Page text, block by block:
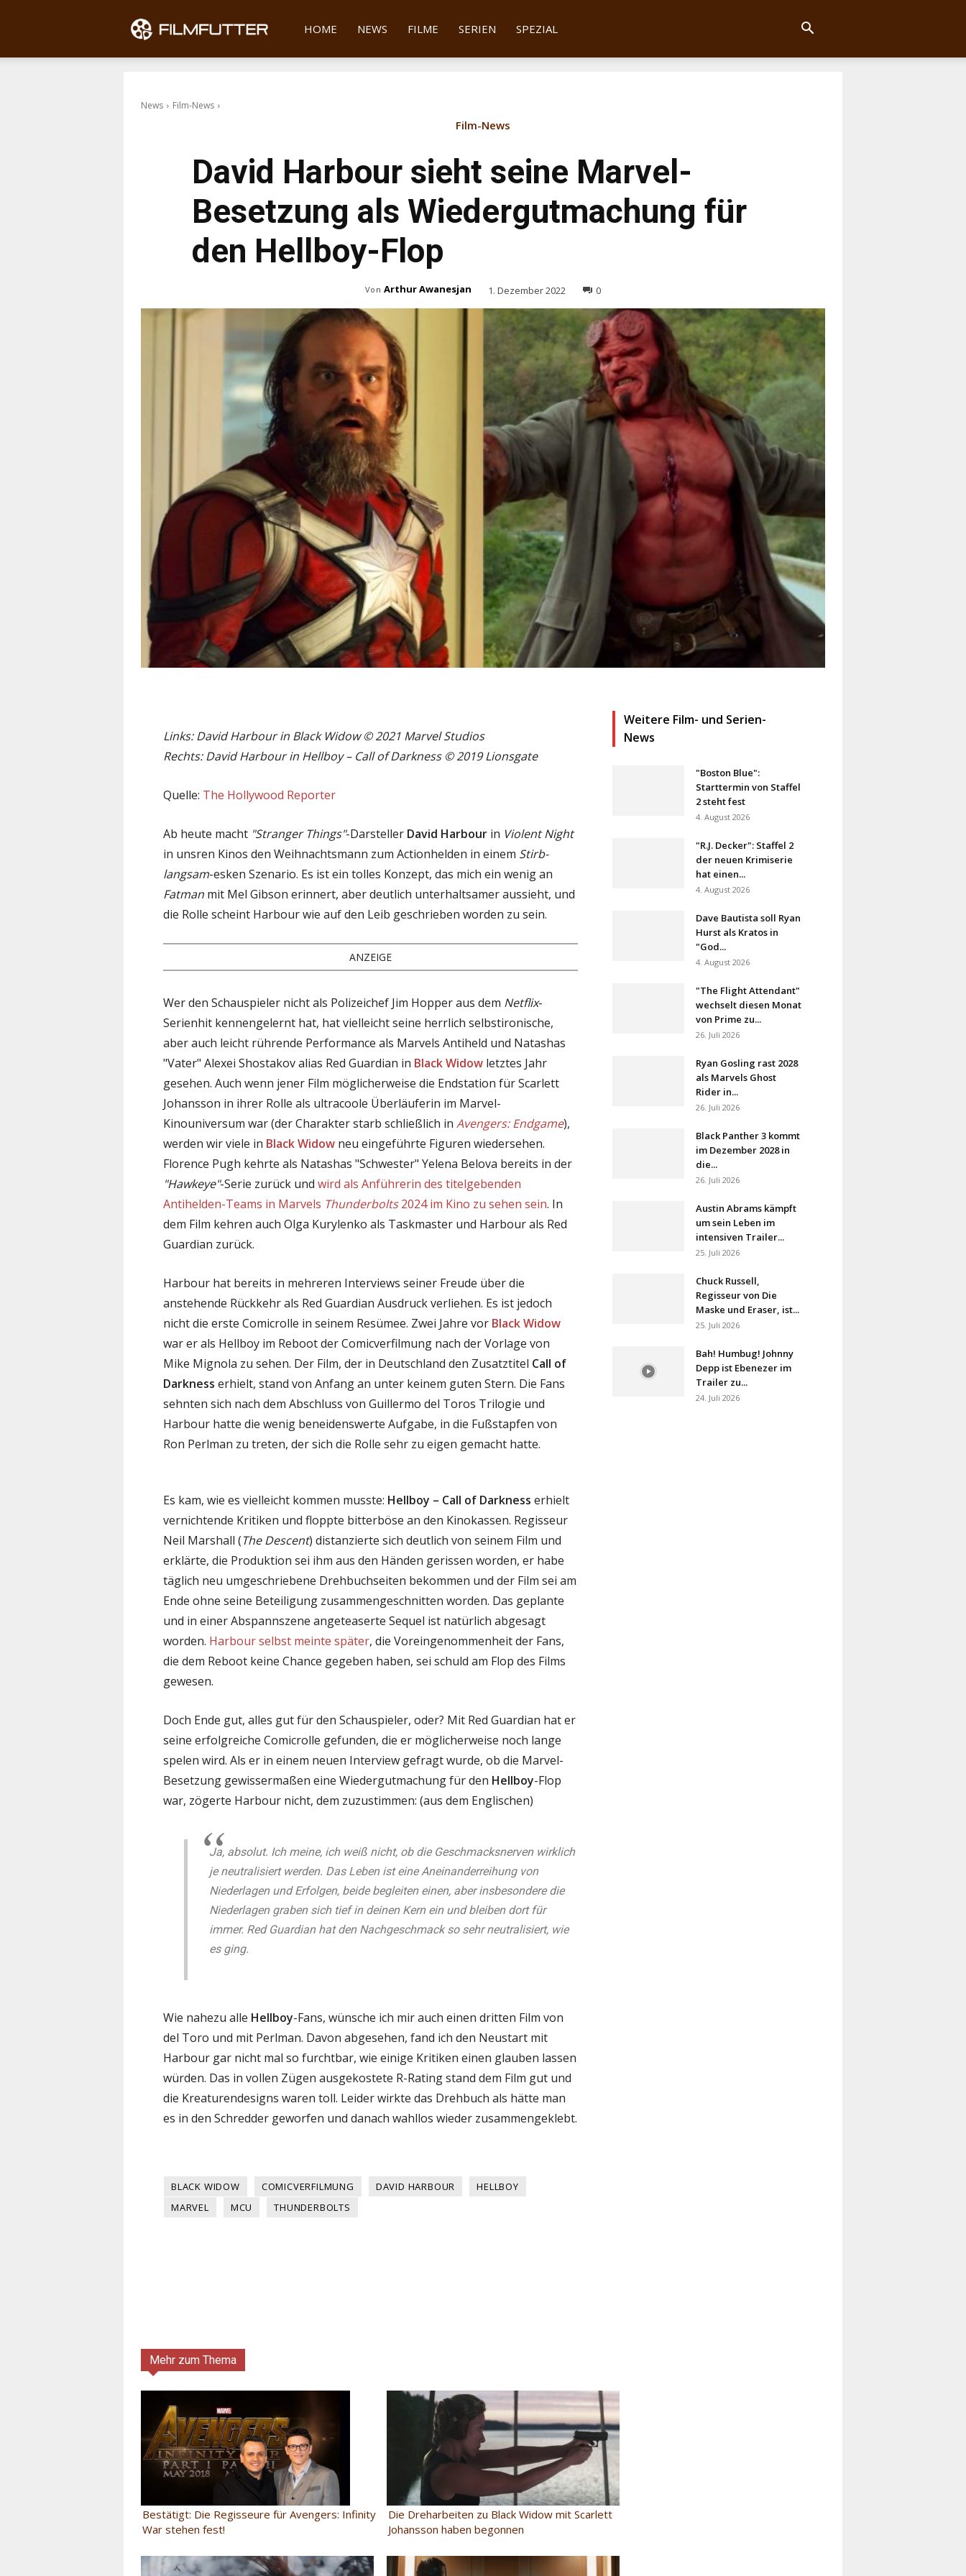
Filmfutter
HOME NEWS FILME SERIEN SPEZIAL
News Film-News
Film-News
David Harbour sieht seine Marvel-
Besetzung als Wiedergutmachung für
den Hellboy-Flop
Von Arthur Awanesjan 1. Dezember 2022 0
Links: David Harbour in Black Widow © 2021 Marvel Studios
Rechts: David Harbour in Hellboy – Call of Darkness © 2019 Lionsgate
Quelle: The Hollywood Reporter
Ab heute macht "Stranger Things"-Darsteller David Harbour in Violent Night
in unsren Kinos den Weihnachtsmann zum Actionhelden in einem Stirb-
langsam-esken Szenario. Es ist ein tolles Konzept, das mich ein wenig an
Fatman mit Mel Gibson erinnert, aber deutlich unterhaltsamer aussieht, und
die Rolle scheint Harbour wie auf den Leib geschrieben worden zu sein.
ANZEIGE
Wer den Schauspieler nicht als Polizeichef Jim Hopper aus dem Netflix-
Serienhit kennengelernt hat, hat vielleicht seine herrlich selbstironische,
aber auch leicht rührende Performance als Marvels Antiheld und Natashas
"Vater" Alexei Shostakov alias Red Guardian in Black Widow letztes Jahr
gesehen. Auch wenn jener Film möglicherweise die Endstation für Scarlett
Johansson in ihrer Rolle als ultracoole Überläuferin im Marvel-
Kinouniversum war (der Charakter starb schließlich in Avengers: Endgame),
werden wir viele in Black Widow neu eingeführte Figuren wiedersehen.
Florence Pugh kehrte als Natashas "Schwester" Yelena Belova bereits in der
"Hawkeye"-Serie zurück und wird als Anführerin des titelgebenden
Antihelden-Teams in Marvels Thunderbolts2024 im Kino zu sehen sein. In
dem Film kehren auch Olga Kurylenko als Taskmaster und Harbour als Red
Guardian zurück.
Harbour hat bereits in mehreren Interviews seiner Freude über die
anstehende Rückkehr als Red Guardian Ausdruck verliehen. Es ist jedoch
nicht die erste Comicrolle in seinem Resümee. Zwei Jahre vor Black Widow
war er als Hellboy im Reboot der Comicverfilmung nach der Vorlage von
Mike Mignola zu sehen. Der Film, der in Deutschland den Zusatztitel Call of
Darkness erhielt, stand von Anfang an unter keinem guten Stern. Die Fans
sehnten sich nach dem Abschluss von Guillermo del Toros Trilogie und
Harbour hatte die wenig beneidenswerte Aufgabe, in die Fußstapfen von
Ron Perlman zu treten, der sich die Rolle sehr zu eigen gemacht hatte.
Es kam, wie es vielleicht kommen musste: Hellboy – Call of Darkness erhielt
vernichtende Kritiken und floppte bitterböse an den Kinokassen. Regisseur
Neil Marshall (The Descent) distanzierte sich deutlich von seinem Film und
erklärte, die Produktion sei ihm aus den Händen gerissen worden, er habe
täglich neu umgeschriebene Drehbuchseiten bekommen und der Film sei am
Ende ohne seine Beteiligung zusammengeschnitten worden. Das geplante
und in einer Abspannszene angeteaserte Sequel ist natürlich abgesagt
worden. Harbour selbst meinte später, die Voreingenommenheit der Fans,
die dem Reboot keine Chance gegeben haben, sei schuld am Flop des Films
gewesen.
Doch Ende gut, alles gut für den Schauspieler, oder? Mit Red Guardian hat er
seine erfolgreiche Comicrolle gefunden, die er möglicherweise noch lange
spelen wird. Als er in einem neuen Interview gefragt wurde, ob die Marvel-
Besetzung gewissermaßen eine Wiedergutmachung für den Hellboy-Flop
war, zögerte Harbour nicht, dem zuzustimmen: (aus dem Englischen)
Ja, absolut. Ich meine, ich weiß nicht, ob die Geschmacksnerven wirklich
je neutralisiert werden. Das Leben ist eine Aneinanderreihung von
Niederlagen und Erfolgen, beide begleiten einen, aber insbesondere die
Niederlagen graben sich tief in deinen Kern ein und bleiben dort für
immer. Red Guardian hat den Nachgeschmack so sehr neutralisiert, wie
es ging.
Wie nahezu alle Hellboy-Fans, wünsche ich mir auch einen dritten Film von
del Toro und mit Perlman. Davon abgesehen, fand ich den Neustart mit
Harbour gar nicht mal so furchtbar, wie einige Kritiken einen glauben lassen
würden. Das in vollen Zügen ausgekostete R-Rating stand dem Film gut und
die Kreaturendesigns waren toll. Leider wirkte das Drehbuch als hätte man
es in den Schredder geworfen und danach wahllos wieder zusammengeklebt.
BLACK WIDOW COMICVERFILMUNG DAVID HARBOUR
HELLBOY
MARVEL
MCU THUNDERBOLTS
Weitere Film- und Serien-
News
"Boston Blue":
Starttermin von Staffel
2 steht fest
4. August 2026
"R.J. Decker": Staffel 2
der neuen Krimiserie
hat einen...
4. August 2026
Dave Bautista soll Ryan
Hurst als Kratos in
"God...
4. August 2026
"The Flight Attendant"
wechselt diesen Monat
von Prime zu...
26. Juli 2026
Ryan Gosling rast 2028
als Marvels Ghost
Rider in...
26. Juli 2026
Black Panther 3 kommt
im Dezember 2028 in
die...
26. Juli 2026
Austin Abrams kämpft
um sein Leben im
intensiven Trailer...
25. Juli 2026
Chuck Russell,
Regisseur von Die
Maske und Eraser, ist...
25. Juli 2026
Bah! Humbug! Johnny
Depp ist Ebenezer im
Trailer zu...
24. Juli 2026
Mehr zum Thema
Bestätigt: Die Regisseure für Avengers: Infinity
War stehen fest!
Die Dreharbeiten zu Black Widow mit Scarlett
Johansson haben begonnen